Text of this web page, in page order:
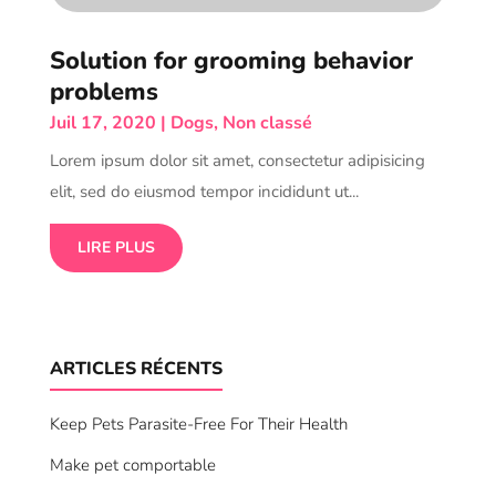
Solution for grooming behavior
problems
Juil 17, 2020 | Dogs, Non classé
Lorem ipsum dolor sit amet, consectetur adipisicing
elit, sed do eiusmod tempor incididunt ut...
LIRE PLUS
ARTICLES RÉCENTS
Keep Pets Parasite-Free For Their Health
Make pet comportable